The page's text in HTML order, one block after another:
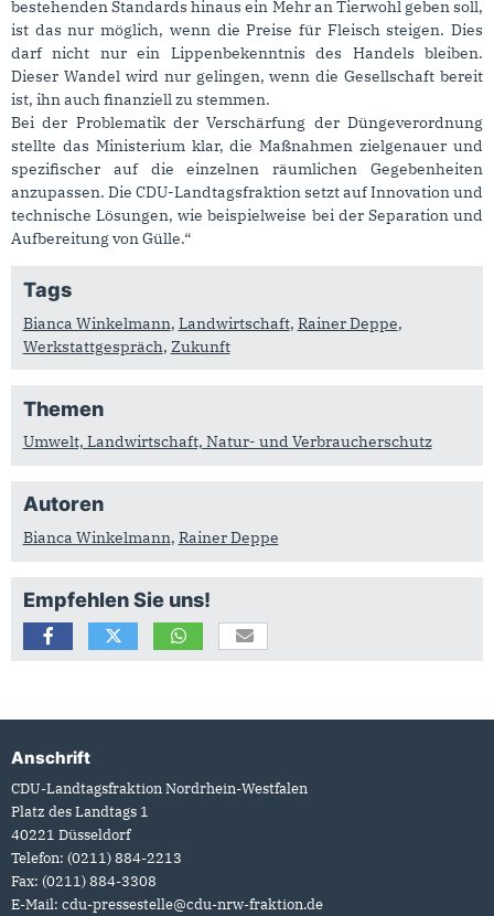
bestehenden Standards hinaus ein Mehr an Tierwohl geben soll,
ist das nur möglich, wenn die Preise für Fleisch steigen. Dies
darf nicht nur ein Lippenbekenntnis des Handels bleiben.
Dieser Wandel wird nur gelingen, wenn die Gesellschaft bereit
ist, ihn auch finanziell zu stemmen.
Bei der Problematik der Verschärfung der Düngeverordnung
stellte das Ministerium klar, die Maßnahmen zielgenauer und
spezifischer auf die einzelnen räumlichen Gegebenheiten
anzupassen. Die CDU-Landtagsfraktion setzt auf Innovation und
technische Lösungen, wie beispielweise bei der Separation und
Aufbereitung von Gülle.“
Tags
Bianca Winkelmann, Landwirtschaft, Rainer Deppe,
Werkstattgespräch, Zukunft
Themen
Umwelt, Landwirtschaft, Natur- und Verbraucherschutz
Autoren
Bianca Winkelmann, Rainer Deppe
Empfehlen Sie uns!
Fußbereich
Anschrift
CDU-Landtagsfraktion Nordrhein-Westfalen
Platz des Landtags 1
40221 Düsseldorf
Telefon: (0211) 884-2213
Fax: (0211) 884-3308
E-Mail: cdu-pressestelle@cdu-nrw-fraktion.de